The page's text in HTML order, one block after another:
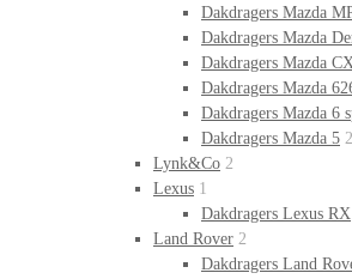
Dakdragers Mazda
Dakdragers Mazda
Dakdragers Mazda
Dakdragers Mazda
Dakdragers Mazda 6
Dakdragers Mazda 5 2
Lynk&Co 2
Lexus 1
Dakdragers Lexus RX
Land Rover 2
Dakdragers Land